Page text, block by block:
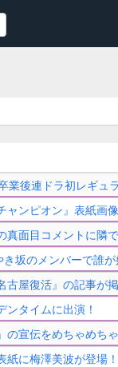
業後連ドラ初レギュ
チャンピオン』表
真面目コメントに隣
き坂のメンバーで誰
古屋復活』の記事が
ンタイムに出演！
の宣伝をめちゃめち
紙に梅澤美波が登場